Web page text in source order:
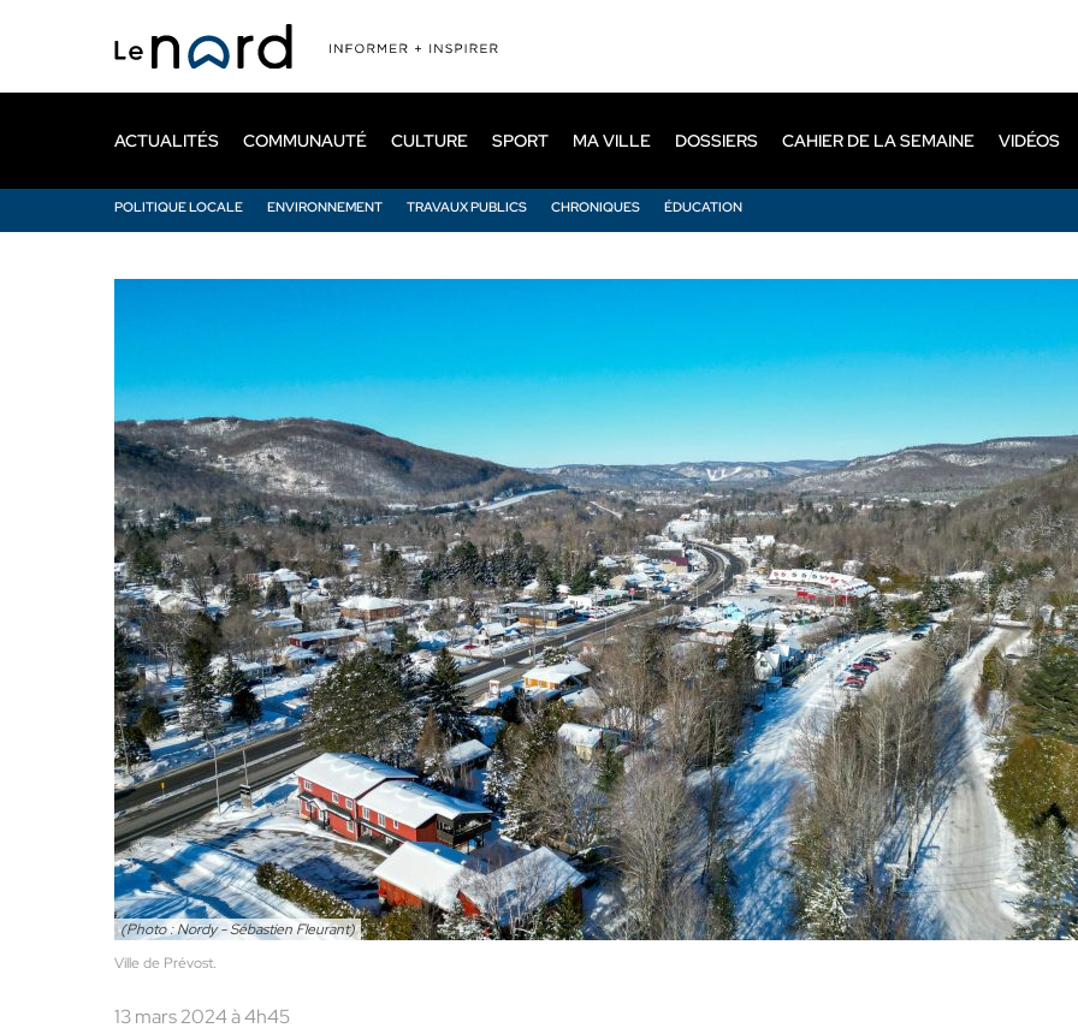
principal
ACTUALITÉS
POLITIQUE LOCALE ENVIRONNEMENT TRAVAUX PUBLICS CHRONIQUES ÉDUCATION
COMMUNAUTÉ CULTURE SPORT MA VILLE DOSSIERS CAHIER DE LA SEMAINE VIDÉOS
(Photo : Nordy - Sébastien Fleurant)
Ville de Prévost.
13 mars 2024 à 4h45